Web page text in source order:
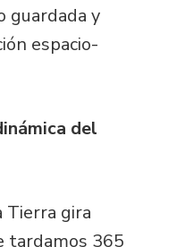
guardada y
espacio-
del
Tierra gira
tardamos 365